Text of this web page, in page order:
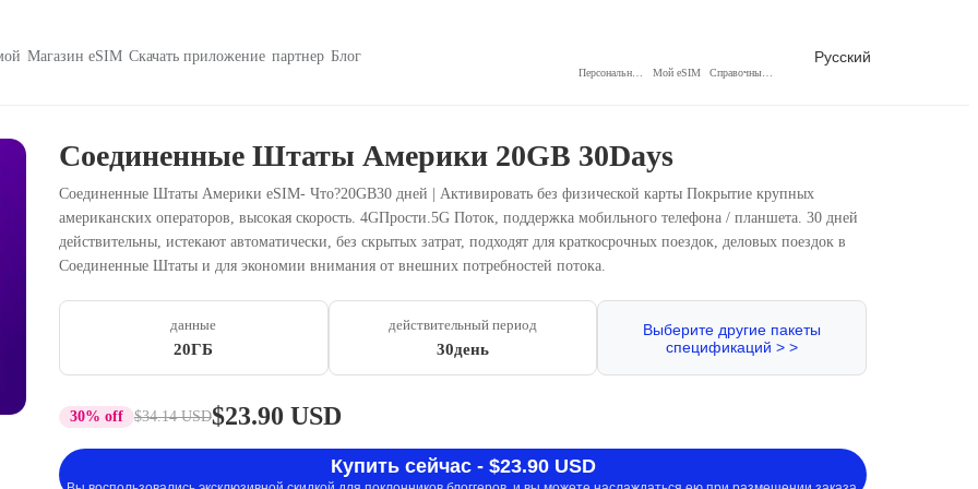
Магазин eSIM Скачать приложение партнер Блог
Мой eSIM
Русский
Соединенные Штаты Америки 20GB 30Days
Соединенные Штаты Америки eSIM- Что?20GB30 дней | Активировать без физической карты Покрытие крупных
американских операторов, высокая скорость. 4GПрости.5G Поток, поддержка мобильного телефона / планшета. 30 дней
действительны, истекают автоматически, без скрытых затрат, подходят для краткосрочных поездок, деловых поездок в
Соединенные Штаты и для экономии внимания от внешних потребностей потока.
данные
20ГБ
действительный период
30день
Выберите другие пакеты
спецификаций > >
30% off $34.14 USD$23.90 USD
Купить сейчас - $23.90 USD